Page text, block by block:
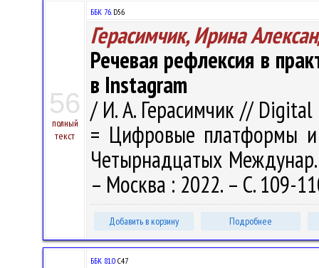
56
полный
текст
ББК 76.D56
Герасимчик, Ирина
Речевая рефлексия в
в Instagram
/ И. А. Герасимчик //
= Цифровые платформы
Четырнадцатых
– Москва : 2022. – С. 109-
Добавить в корзину Подробнее
ББК 81.0 С47